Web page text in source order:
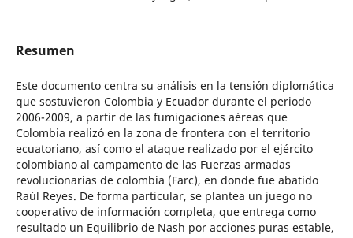
Resumen
Este documento centra su análisis en la tensión diplomática
que sostuvieron Colombia y Ecuador durante el periodo
2006-2009, a partir de las fumigaciones aéreas que
Colombia realizó en la zona de frontera con el territorio
ecuatoriano, así como el ataque realizado por el ejército
colombiano al campamento de las Fuerzas armadas
revolucionarias de colombia (Farc), en donde fue abatido
Raúl Reyes. De forma particular, se plantea un juego no
cooperativo de información completa, que entrega como
resultado un Equilibrio de Nash por acciones puras estable,